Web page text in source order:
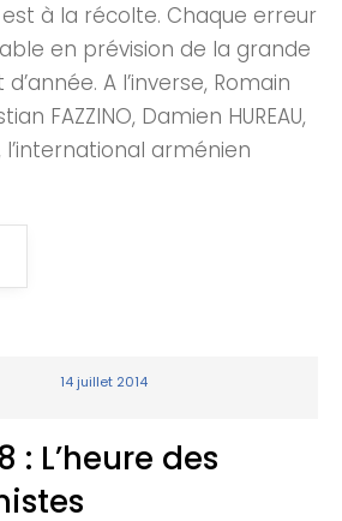
est à la récolte. Chaque erreur
en prévision de la grande
A l’inverse, Romain
FAZZINO, Damien HUREAU,
l’international arménien
14 juillet 2014
: L’heure des